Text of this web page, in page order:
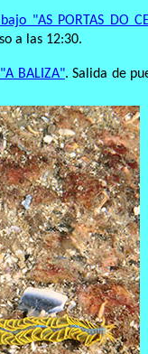
"AS PORTAS DO
a las 12:30.
BALIZA". Salida de